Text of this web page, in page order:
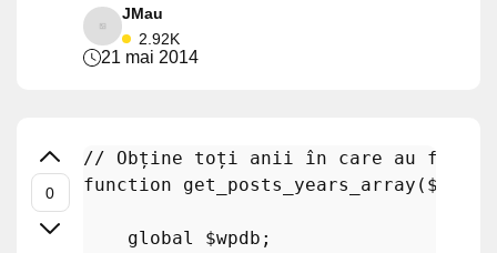
JMau
2.92K
21 mai 2014
// Obține toți anii în care au fost
function
get_posts_years_array (
global $wpdb ;